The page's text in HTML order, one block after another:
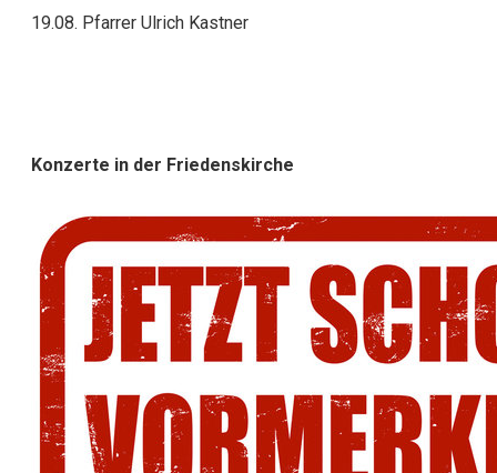
19.08. Pfarrer Ulrich Kastner
Konzerte in der Friedenskirche